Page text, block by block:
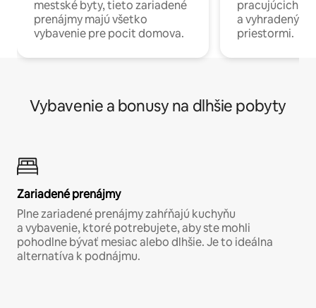
mestské byty, tieto zariadené
prenájmy majú všetko
vybavenie pre pocit domova.
pracujúcich
a
priestormi.
Vybavenie a bonusy na dlhšie pobyty
Zariadené prenájmy
Plne zariadené prenájmy zahŕňajú kuchyňu
a vybavenie, ktoré potrebujete, aby ste mohli
pohodlne bývať mesiac alebo dlhšie. Je to ideálna
alternatíva k podnájmu.